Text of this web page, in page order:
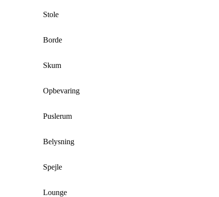
Stole
Borde
Skum
Opbevaring
Puslerum
Belysning
Spejle
Lounge